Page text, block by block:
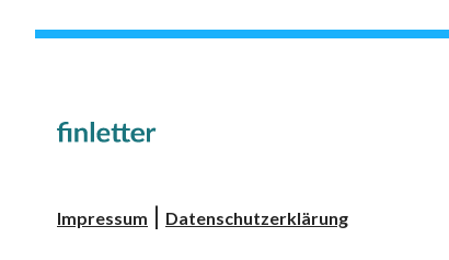
Impressum Datenschutzerklärung